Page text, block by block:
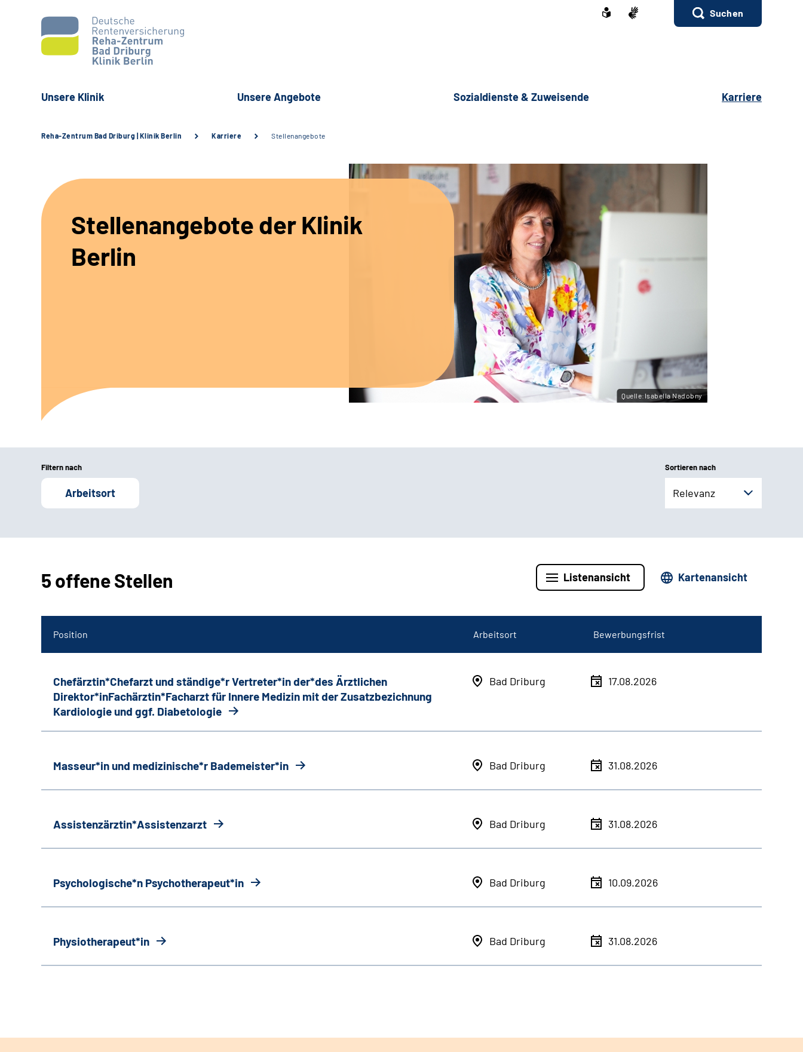
Suchen
Unsere Klinik Unsere Angebote Sozialdienste & Zuweisende Karriere
Reha-Zentrum Bad Driburg | Klinik Berlin Karriere Stellenangebote
Stellenangebote der Klinik
Berlin
Quelle:Isabella Nadobny
Filtern nach
Arbeitsort
Sortieren nach
Relevanz
5 offene Stellen Listenansicht Kartenansicht
Position Arbeitsort Bewerbungsfrist
Chefärztin*Chefarzt und ständige*r Vertreter*in der*des Ärztlichen
Direktor*inFachärztin*Facharzt für Innere Medizin mit der Zusatzbezichnung
Kardiologie und ggf. Diabetologie
Bad Driburg 17.08.2026
Masseur*in und medizinische*r Bademeister*in Bad Driburg 31.08.2026
Assistenzärztin*Assistenzarzt Bad Driburg 31.08.2026
Psychologische*n Psychotherapeut*in Bad Driburg 10.09.2026
Physiotherapeut*in Bad Driburg 31.08.2026